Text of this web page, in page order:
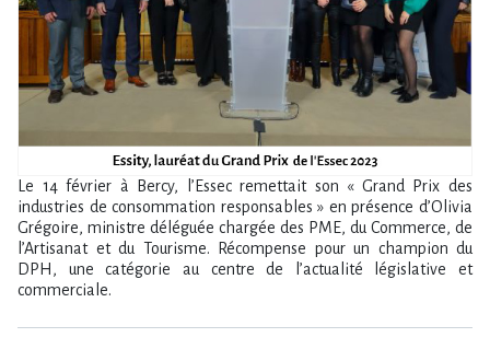
Le 14 février à Bercy, l’Essec remettait son « Grand Prix des
industries de consommation responsables » en présence d’Olivia
Grégoire, ministre déléguée chargée des PME, du Commerce, de
l’Artisanat et du Tourisme. Récompense pour un champion du
DPH, une catégorie au centre de l’actualité législative et
commerciale.